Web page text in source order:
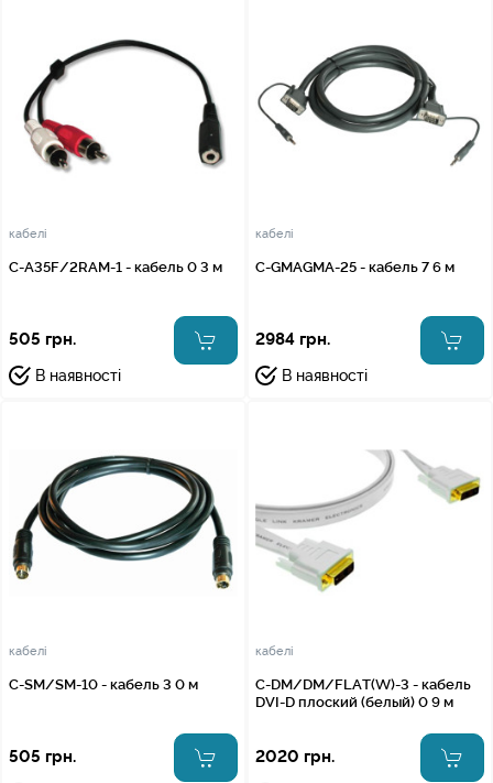
кабелі
C-A35F/2RAM-1 - кабель 0 3 м
505 грн.
В наявності
кабелі
C-GMAGMA-25 - кабель 7 6 м
2984 грн.
В наявності
кабелі
C-SM/SM-10 - кабель 3 0 м
505 грн.
кабелі
C-DM/DM/FLAT(W)-3 - кабель
DVI-D плоский (белый) 0 9 м
2020 грн.